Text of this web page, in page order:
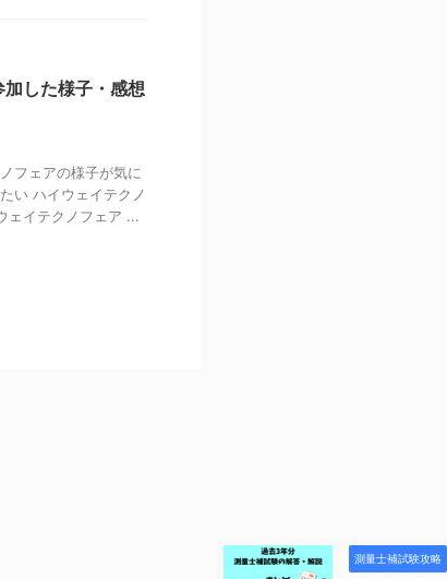
した様子・感想
フェアの様子が気に
い ハイウェイテクノ
ェイテクノフェア ...
測量士補試験攻略